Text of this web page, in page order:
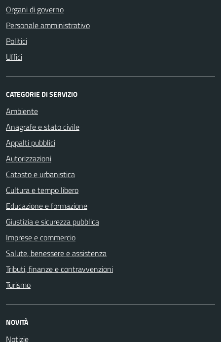
Organi di governo
Personale amministrativo
Politici
Uffici
CATEGORIE DI SERVIZIO
Ambiente
Anagrafe e stato civile
Appalti pubblici
Autorizzazioni
Catasto e urbanistica
Cultura e tempo libero
Educazione e formazione
Giustizia e sicurezza pubblica
Imprese e commercio
Salute, benessere e assistenza
Tributi, finanze e contravvenzioni
Turismo
NOVITÀ
Notizie